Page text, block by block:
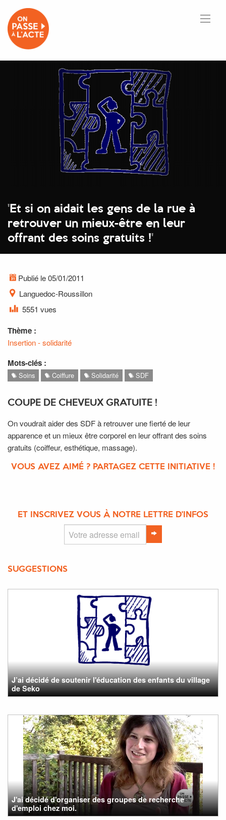
'Et si on aidait les gens de la rue à
retrouver un mieux-être en leur
offrant des soins gratuits !'
Publié le 05/01/2011
Languedoc-Roussillon
5551 vues
Thème :
Insertion - solidarité
Mots-clés :
Soins Coiffure Solidarité SDF
COUPE DE CHEVEUX GRATUITE !
On voudrait aider des SDF à retrouver une fierté de leur
apparence et un mieux être corporel en leur offrant des soins
gratuits (coiffeur, esthétique, massage).
VOUS AVEZ AIMÉ ? PARTAGEZ CETTE INITIATIVE !
ET INSCRIVEZ VOUS À NOTRE LETTRE D'INFOS
SUGGESTIONS
J’ai décidé de soutenir l'éducation des enfants du village
de Seko
J'ai décidé d'organiser des groupes de recherche
d'emploi chez moi.